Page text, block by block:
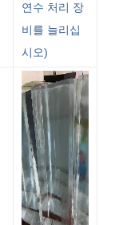
연수 처리 장
비를 늘리십
시오)